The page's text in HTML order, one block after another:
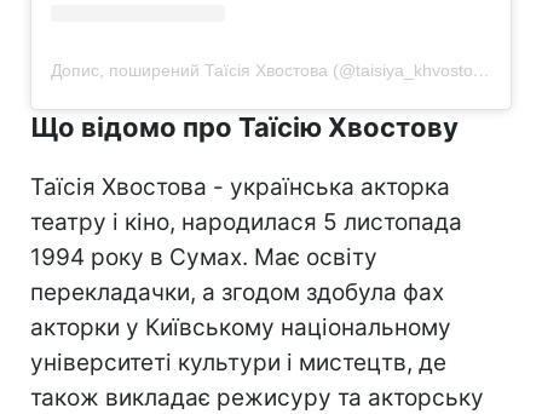
Допис, поширений Таїсія Хвостова (@taisiya_khvostova)
Що відомо про Таїсію Хвостову
Таїсія Хвостова - українська акторка
театру і кіно, народилася 5 листопада
1994 року в Сумах. Має освіту
перекладачки, а згодом здобула фах
акторки у Київському національному
університеті культури і мистецтв, де
також викладає режисуру та акторську